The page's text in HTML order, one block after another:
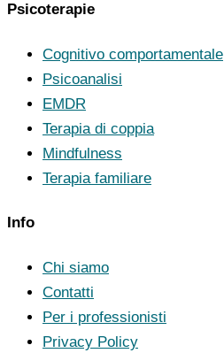
Psicoterapie
Cognitivo comportamentale
Psicoanalisi
EMDR
Terapia di coppia
Mindfulness
Terapia familiare
Info
Chi siamo
Contatti
Per i professionisti
Privacy Policy